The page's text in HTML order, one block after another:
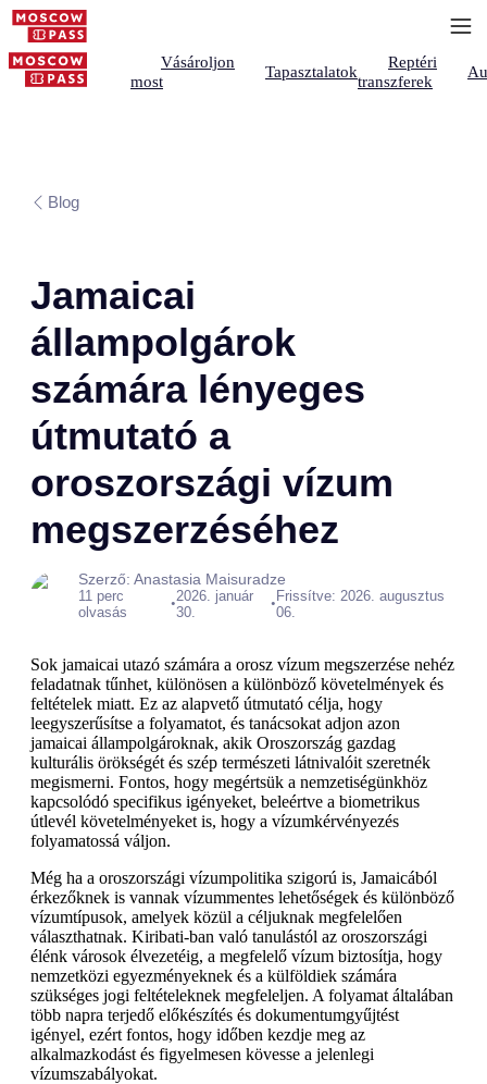
Vásároljon
most
Tapasztalatok
Reptéri
transzferek
Blog
Jamaicai
állampolgárok
számára lényeges
útmutató a
oroszországi vízum
megszerzéséhez
Szerző: Anastasia Maisuradze
11 perc
olvasás
•2026. január
30.
• Frissítve: 2026. augusztus
06.
Sok jamaicai utazó számára a orosz vízum megszerzése nehéz
feladatnak tűnhet, különösen a különböző követelmények és
feltételek miatt. Ez az alapvető útmutató célja, hogy
leegyszerűsítse a folyamatot, és tanácsokat adjon azon
jamaicai állampolgároknak, akik Oroszország gazdag
kulturális örökségét és szép természeti látnivalóit szeretnék
megismerni. Fontos, hogy megértsük a nemzetiségünkhöz
kapcsolódó specifikus igényeket, beleértve a biometrikus
útlevél követelményeket is, hogy a vízumkérvényezés
folyamatossá váljon.
Még ha a oroszországi vízumpolitika szigorú is, Jamaicából
érkezőknek is vannak vízummentes lehetőségek és különböző
vízumtípusok, amelyek közül a céljuknak megfelelően
választhatnak. Kiribati-ban való tanulástól az oroszországi
élénk városok élvezetéig, a megfelelő vízum biztosítja, hogy
nemzetközi egyezményeknek és a külföldiek számára
szükséges jogi feltételeknek megfeleljen. A folyamat általában
több napra terjedő előkészítés és dokumentumgyűjtést
igényel, ezért fontos, hogy időben kezdje meg az
alkalmazkodást és figyelmesen kövesse a jelenlegi
vízumszabályokat.